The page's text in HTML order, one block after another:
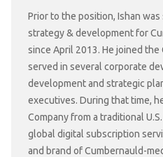
Prior to the position, Ishan
strategy & development for
since April 2013. He joined the
served in several corporate
development and strategic
executives. During that time,
Company from a traditional
global digital subscription
and brand of Cumbernauld-